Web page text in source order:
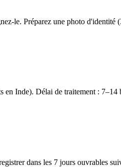
le. Préparez une photo d'identité
Inde). Délai de traitement : 7–14
dans les 7 jours ouvrables